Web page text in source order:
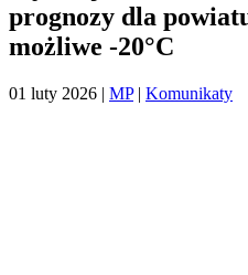
prognozy dla
możliwe -20°C
01 luty 2026 | MP| Komunikaty